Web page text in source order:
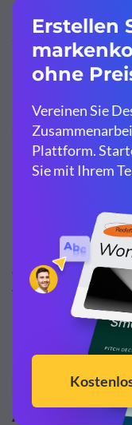
Sie können eine
indem Sie auf die
bevor Sie sie in
Ihrem Eintrag
speichern.
Ihr Audio wird
Folie hinzugefügt.
indem Sie auf den
der Folie lösen,
Trennen wählen.
Passen